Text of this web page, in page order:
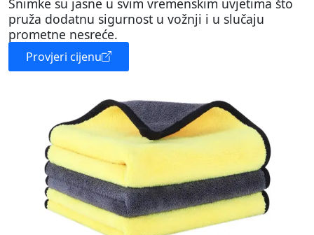
pruža dodatnu sigurnost u vožnji i u slučaju
prometne nesreće.
Provjeri cijenu